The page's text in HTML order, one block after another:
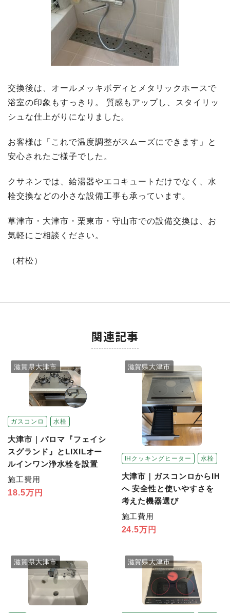
交換後は、オールメッキボディとメタリックホースで
浴室の印象もすっきり。 質感もアップし、スタイリッ
シュな仕上がりになりました。
お客様は「これで温度調整がスムーズにできます」と
安心されたご様子でした。
クサネンでは、給湯器やエコキュートだけでなく、水
栓交換などの小さな設備工事も承っています。
草津市・大津市・栗東市・守山市での設備交換は、お
気軽にご相談ください。
（村松）
関連記事
ガスコンロ 水栓
滋賀県大津市
大津市｜パロマ『フェイシ
スグランド』とLIXILオー
ルインワン浄水栓を設置
施工費用
18.5万円
IHクッキングヒーター 水栓
滋賀県大津市
大津市｜ガスコンロからIH
へ 安全性と使いやすさを
考えた機器選び
施工費用
24.5万円
滋賀県大津市 滋賀県大津市